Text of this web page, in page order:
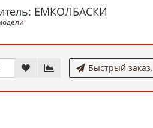
ЕМКОЛБАСКИ
Быстрый заказ.